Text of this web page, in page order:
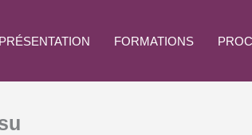
PRÉSENTATION FORMATIONS